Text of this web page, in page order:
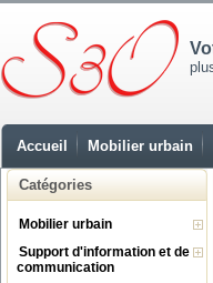
Accueil Mobilier urbain
Catégories
Mobilier urbain
Support d'information et de
communication